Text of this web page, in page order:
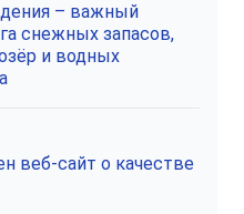
– важный
снежных запасов,
и водных
веб-сайт о качестве